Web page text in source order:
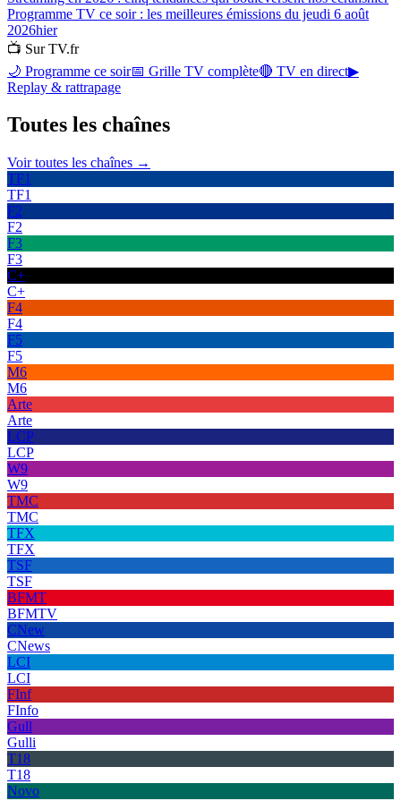
Programme TV ce soir : les meilleures émissions du jeudi 6 août
2026hier
📺 Sur TV.fr
🌙 Programme ce soir📅 Grille TV complète🔴 TV en direct▶
Replay & rattrapage
Toutes les chaînes
Voir toutes les chaînes →
TF1
TF1
F2
F2
F3
F3
C+
C+
F4
F4
F5
F5
M6
M6
Arte
Arte
LCP
LCP
W9
W9
TMC
TMC
TFX
TFX
TSF
TSF
BFMT
BFMTV
CNew
CNews
LCI
LCI
FInf
FInfo
Gull
Gulli
T18
T18
Novo